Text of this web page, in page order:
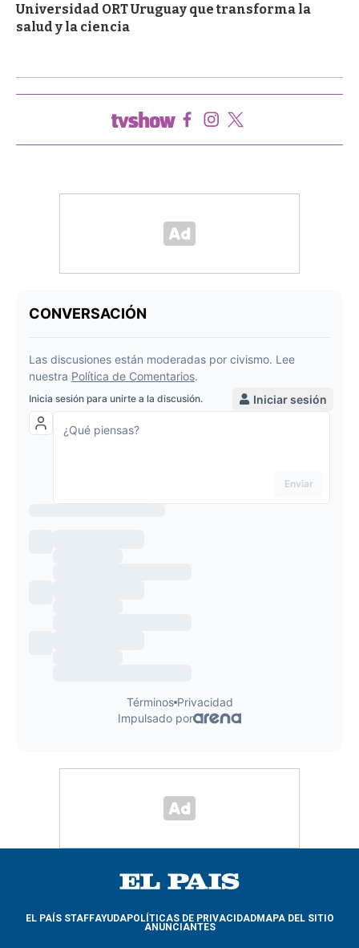
Universidad ORT Uruguay que transforma la
salud y la ciencia
EL PAÍS STAFFAYUDAPOLÍTICAS DE PRIVACIDADMAPA DEL SITIO
ANUNCIANTES